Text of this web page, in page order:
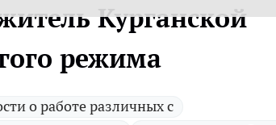
Курганской
режима
о работе различных с